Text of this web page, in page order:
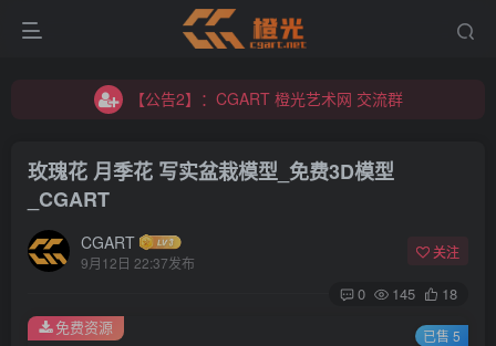
【公告2】：CGART 橙光艺术网 交流群
【公告2】：CGART 橙光艺术网 交流群
玫瑰花 月季花 写实盆栽模型_免费3D模型
_CGART
CGART
9月12日 22:37发布
关注
0 145 18
免费资源 已售 5
登录